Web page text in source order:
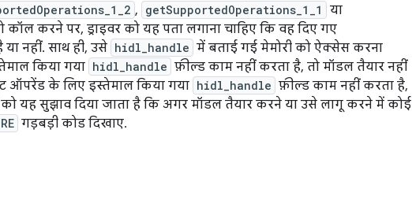
, getSupportedOperations_1_1 या
कॉल करने पर, ड्राइवर को यह पता लगाना चाहिए कि वह दिए गए
नहीं. साथ ही, उसे hidl_handle में बताई गई मेमोरी को ऐक्सेस करना
किया गया hidl_handle फ़ील्ड काम नहीं करता है, तो मॉडल तैयार नहीं
ऑपरेंड के लिए इस्तेमाल किया गया hidl_handle फ़ील्ड काम नहीं करता है,
को यह सुझाव दिया जाता है कि अगर मॉडल तैयार करने या उसे लागू करने में कोई
गड़बड़ी कोड दिखाए.